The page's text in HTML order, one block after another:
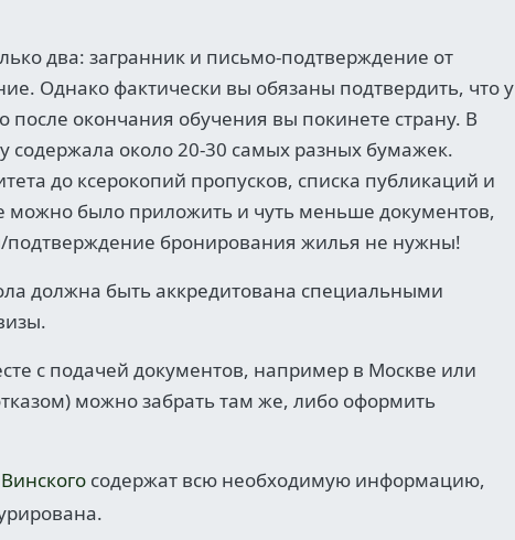
два: загранник и письмо-подтверждение от
Однако фактически вы обязаны подтвердить, что у
после окончания обучения вы покинете страну. В
содержала около 20-30 самых разных бумажек.
до ксерокопий пропусков, списка публикаций и
можно было приложить и чуть меньше документов,
подтверждение бронирования жилья не нужны!
должна быть аккредитована специальными
с подачей документов, например в Москве или
можно забрать там же, либо оформить
содержат всю необходимую информацию,